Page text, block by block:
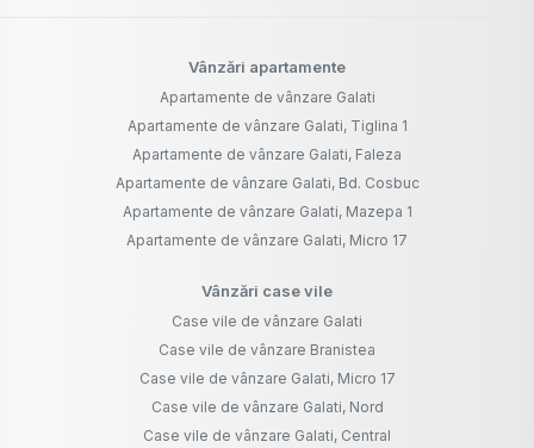
Vânzări apartamente
Apartamente de vânzare Galati
Apartamente de vânzare Galati, Tiglina 1
Apartamente de vânzare Galati, Faleza
Apartamente de vânzare Galati, Bd. Cosbuc
Apartamente de vânzare Galati, Mazepa 1
Apartamente de vânzare Galati, Micro 17
Vânzări case vile
Case vile de vânzare Galati
Case vile de vânzare Branistea
Case vile de vânzare Galati, Micro 17
Case vile de vânzare Galati, Nord
Case vile de vânzare Galati, Central